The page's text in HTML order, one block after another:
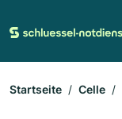
Startseite Celle